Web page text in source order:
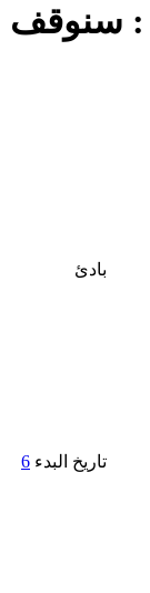
: سنوقف
بادئ
تاريخ البدء 6